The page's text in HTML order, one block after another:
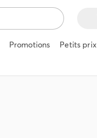
Promotions Petits prix